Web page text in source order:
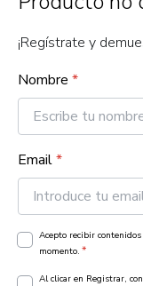
¡Regístrate y
Nombre *
Email*
Acepto recibir
momento. *
Al clicar en Registrar,